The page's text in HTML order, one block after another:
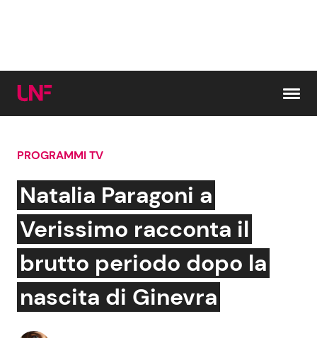
Cerca:
News e Cronaca
Attualità Italiana
Dal Mondo
Economia
Gossip e TV
Bellezze VIP
PROGRAMMI TV
Natalia Paragoni a
Verissimo racconta il
brutto periodo dopo la
nascita di Ginevra